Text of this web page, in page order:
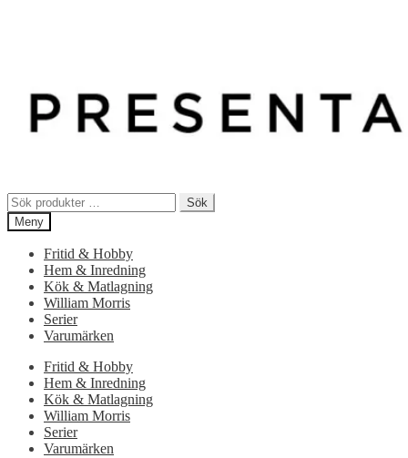
Sök
efter:
Sök
Meny
Fritid & Hobby
Hem & Inredning
Kök & Matlagning
William Morris
Serier
Varumärken
Fritid & Hobby
Hem & Inredning
Kök & Matlagning
William Morris
Serier
Varumärken